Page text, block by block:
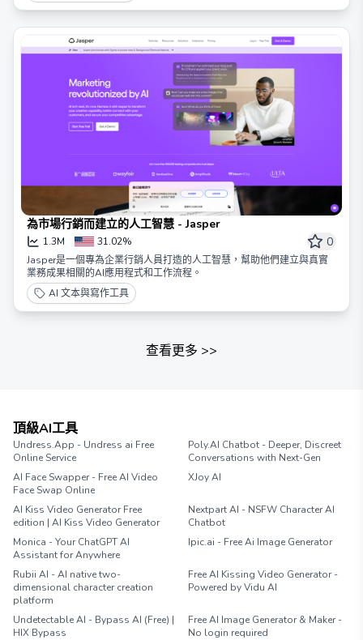
為市場行銷而建立的人工智慧 - Jasper
1.3M 31.02% 0
Jasper是一個專為企業行銷人員打造的人工智慧，幫助他們建立與真實
業務成果相關的AI應用程式和工作流程。
AI 文本與寫作工具
查看更多 >>
頂級AI工具
Undress.App - Undress ai Free
Online Service
Poly.AI Chatbot - Deeper, Discreet
Conversations with Next-Gen
AI Face Swapper - Free AI Video
Face Swap Online
XJoy AI
AI Kiss Video Generator Free
edition | AI Kiss Video Generator
Nextpart AI - NSFW Character AI
Chatbot
Monica - Your ChatGPT AI
Assistant for Anywhere
Ipic.ai - Free Ai Image Generator
Rubii AI - AI native two-
dimensional character creation
platform
Free AI Kissing Video Generator -
Powered by Vidu AI
Undetectable AI - Bypass AI (Free) |
HIX Bypass
Free AI Image Generator & Maker -
No login required